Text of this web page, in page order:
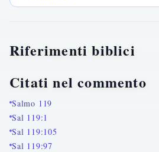
Riferimenti biblici
Citati nel commento
Salmo 119
Sal 119:1
Sal 119:105
Sal 119:97